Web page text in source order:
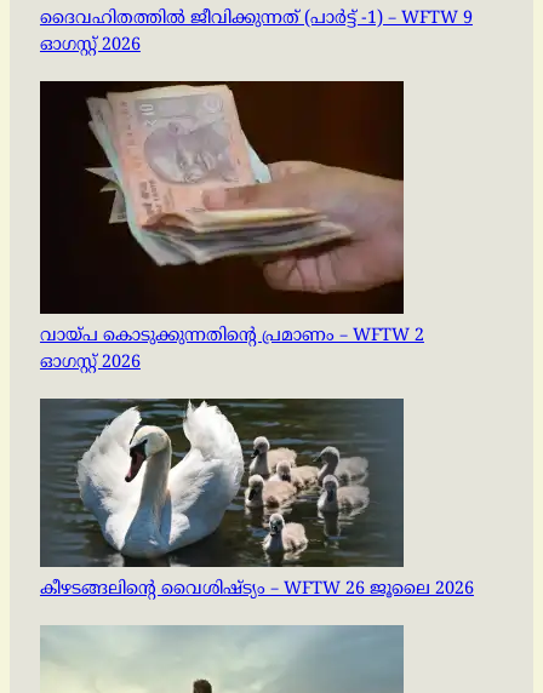
ദൈവഹിതത്തിൽ ജീവിക്കുന്നത് (പാർട്ട് -1) – WFTW 9
ഓഗസ്റ്റ് 2026
വായ്പ കൊടുക്കുന്നതിന്റെ പ്രമാണം – WFTW 2
ഓഗസ്റ്റ് 2026
കീഴടങ്ങലിന്റെ വൈശിഷ്ട്യം – WFTW 26 ജൂലൈ 2026